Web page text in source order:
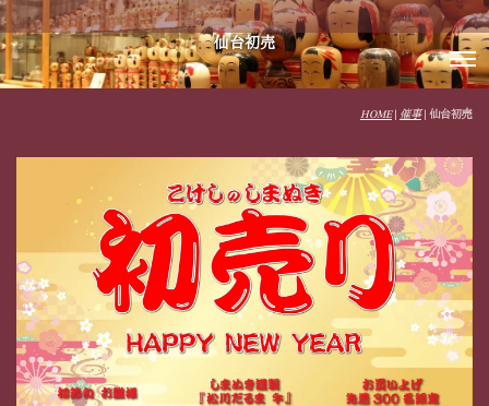
仙台初売
HOME| 催事| 仙台初売